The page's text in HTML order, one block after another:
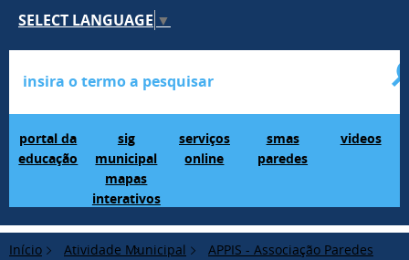
SELECT LANGUAGE ▼
portal da
educação
sig
municipal
mapas
interativos
serviços
online
smas
paredes
videos
Início Atividade Municipal
APPIS - Associação Paredes